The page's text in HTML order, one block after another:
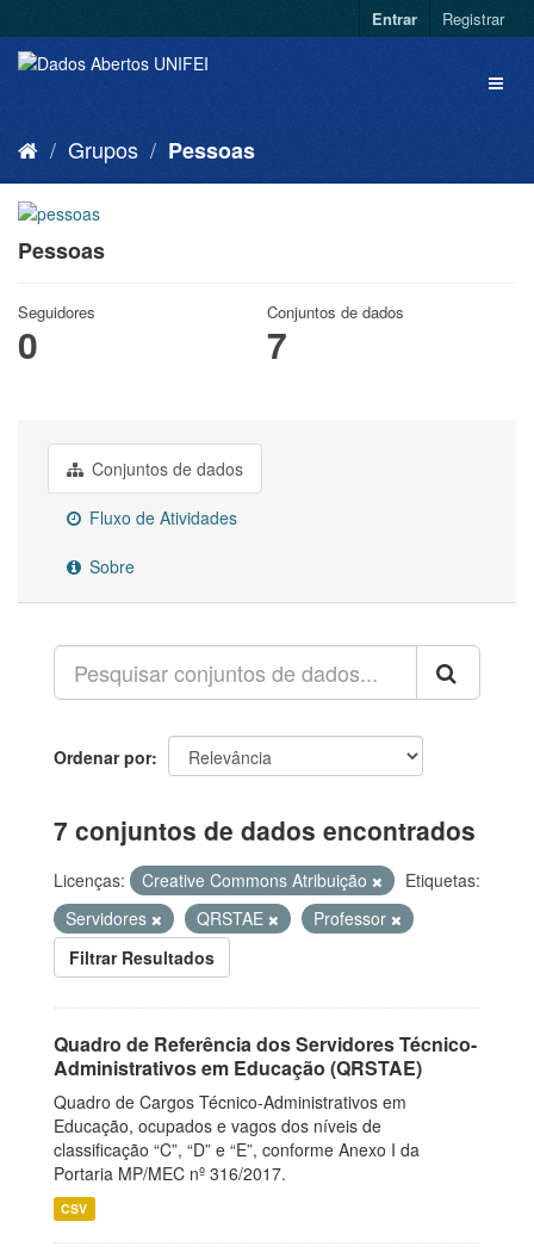
Entrar Registrar
Grupos Pessoas
Pessoas
Seguidores
0
Conjuntos de dados
7
Conjuntos de dados
Fluxo de Atividades
Sobre
Ordenar por
7 conjuntos de dados encontrados
Licenças: Creative Commons Atribuição
Etiquetas:
Servidores
QRSTAE
Professor
Filtrar Resultados
Quadro de Referência dos Servidores Técnico-
Administrativos em Educação (QRSTAE)
Quadro de Cargos Técnico-Administrativos em
Educação, ocupados e vagos dos níveis de
classificação “C”, “D” e “E”, conforme Anexo I da
Portaria MP/MEC nº 316/2017.
CSV